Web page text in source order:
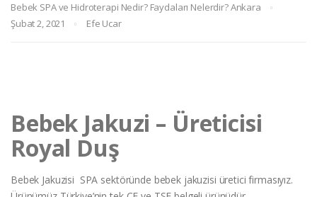
Bebek SPA ve Hidroterapi Nedir? Faydaları Nelerdir? Ankara
Şubat 2, 2021
Efe Ucar
Bebek Jakuzi – Üreticisi
Royal Duş
Bebek Jakuzisi SPA sektöründe bebek jakuzisi üretici firmasıyız.